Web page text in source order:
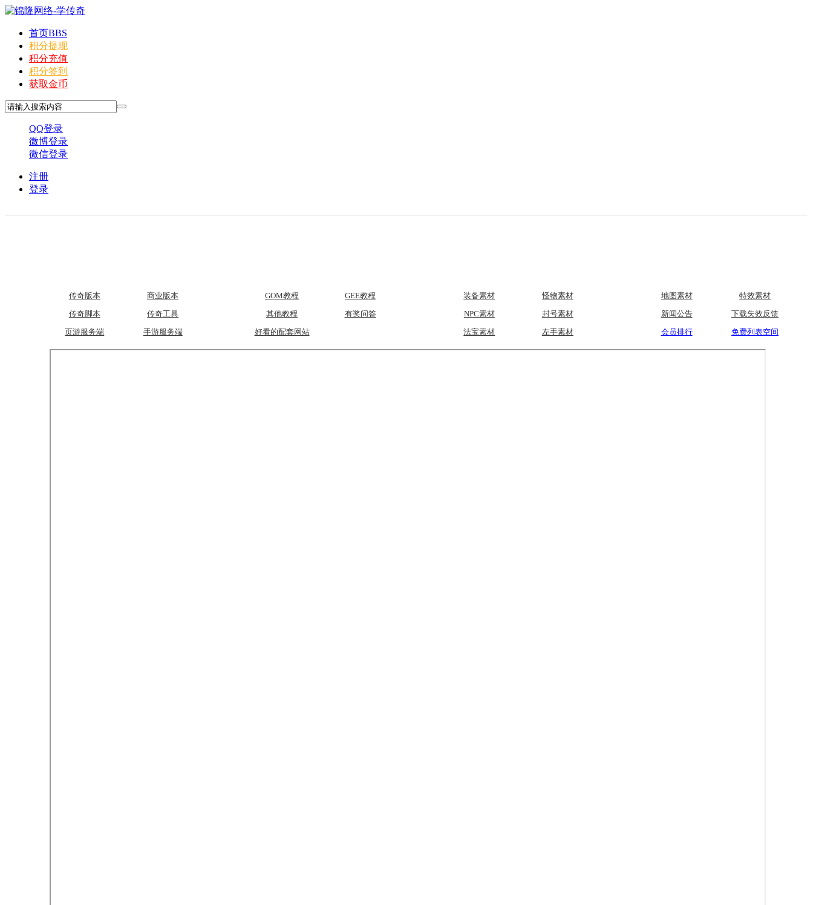
首页BBS
积分提现
积分充值
积分签到
获取金币
QQ登录
微博登录
微信登录
注册
登录
传奇版本
商业版本
传奇脚本
传奇工具
页游服务端
手游服务端
GOM教程
GEE教程
其他教程
有奖问答
好看的配套网站
装备素材
怪物素材
NPC素材
封号素材
法宝素材
左手素材
地图素材
特效素材
新闻公告
下载失效反馈
会员排行
免费列表空间